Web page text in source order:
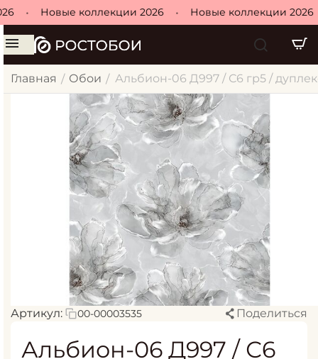
Новые коллекции 2026 Новые коллекции 2026
Главная / Обои / Альбион-06 Д997 / С6 гр5 /
Артикул: 00-00003535 Поделиться
Альбион-06 Д997 / С6